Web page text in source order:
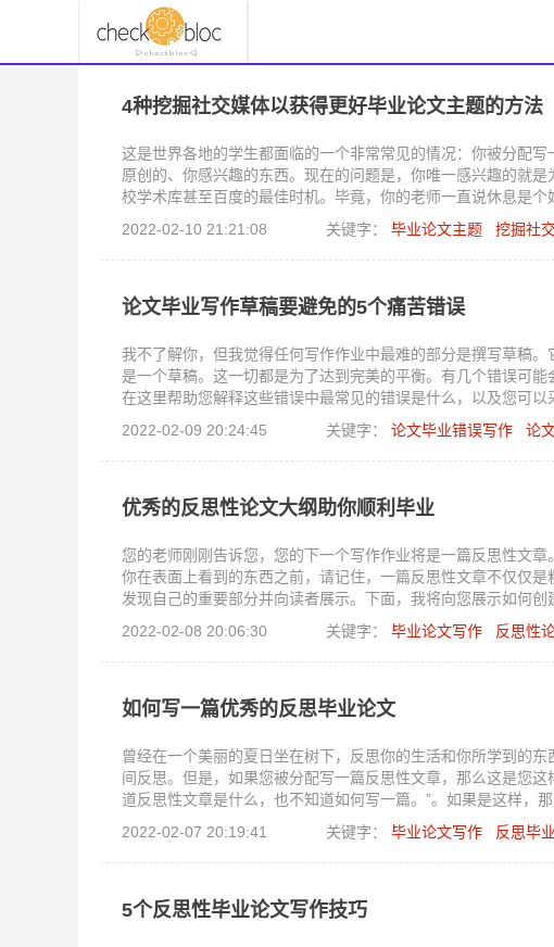
4种挖掘社交媒体以获得更好毕业论文主题的方法
这是世界各地的学生都面临的一个非常常见的情况：你被分配
原创的、你感兴趣的东西。现在的问题是，你唯一感兴趣的就
校学术库甚至百度的最佳时机。毕竟，你的老师一直说休息是
交媒体网站都是论文主题的绝佳资源呢？持怀疑态度？感觉百
法来寻找文章主题。
2022-02-10 21:21:08 关键字： 毕业论文主题 挖掘社
论文毕业写作草稿要避免的5个痛苦错误
我不了解你，但我觉得任何写作作业中最难的部分是撰写草稿
是一个草稿。这一切都是为了达到完美的平衡。有几个错误可
在这里帮助您解释这些错误中最常见的错误是什么，以及您可以
2022-02-09 20:24:45
关键字： 论文毕业错误写作 论
优秀的反思性论文大纲助你顺利毕业
您的老师刚刚告诉您，您的下一个写作作业将是一篇反思性文
你在表面上看到的东西之前，请记住，一篇反思性文章不仅仅
发现自己的重要部分并向读者展示。下面，我将向您展示如何
2022-02-08 20:06:30
关键字： 毕业论文写作 反思性
如何写一篇优秀的反思毕业论文
曾经在一个美丽的夏日坐在树下，反思你的生活和你所学到的
间反思。但是，如果您被分配写一篇反思性文章，那么这是您
道反思性文章是什么，也不知道如何写一篇。”。如果是这样，
2022-02-07 20:19:41 关键字： 毕业论文写作 反思毕
5个反思性毕业论文写作技巧